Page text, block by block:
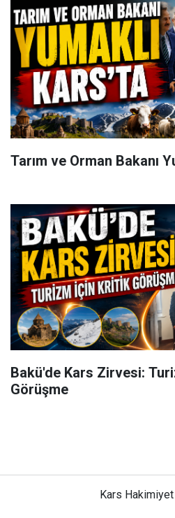
Tarım ve Orman Bakanı
Bakü'de Kars Zirvesi:
Görüşme
Kars